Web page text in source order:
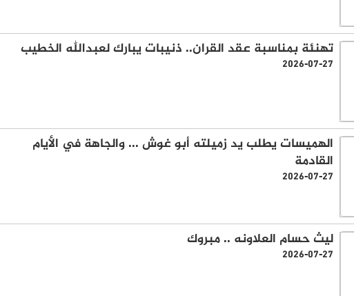
تهنئة بمناسبة عقد القران.. ذنيبات يبارك لعبدالله الخطيب
2026-07-27
الهميسات يطلب يد زميلته أبو غوش ... والجاهة في الأيام
القادمة
2026-07-27
ليث حسام العلاونه .. مبروك
2026-07-27